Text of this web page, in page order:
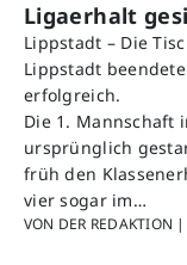
Ligaerhalt
Lippstadt – Die
Lippstadt
erfolgreich.
Die 1. Mannschaft
ursprünglich
früh den
vier sogar im…
VON DER REDAKTION |